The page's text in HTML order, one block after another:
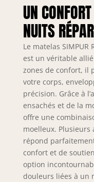
UN
NUITS
Le matelas
est un véritable
zones de confort, il
votre corps,
précision. Grâce à
ensachés et de la
offre une
moelleux. Plusieurs
répond
confort et de
option
douleurs liées à un